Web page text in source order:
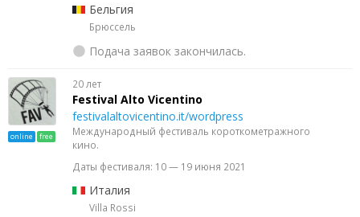
Бельгия
Брюссель
Подача заявок закончилась.
online free
20 лет
Festival Alto Vicentino
festivalaltovicentino.it/wordpress
Международный фестиваль короткометражного
кино.
Даты фестиваля: 10 — 19 июня 2021
Италия
Villa Rossi